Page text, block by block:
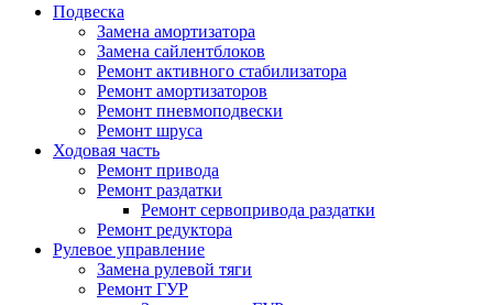
Подвеска
Замена амортизатора
Замена сайлентблоков
Ремонт активного стабилизатора
Ремонт амортизаторов
Ремонт пневмоподвески
Ремонт шруса
Ходовая часть
Ремонт привода
Ремонт раздатки
Ремонт сервопривода раздатки
Ремонт редуктора
Рулевое управление
Замена рулевой тяги
Ремонт ГУР